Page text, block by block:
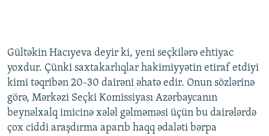
Gültəkin Hacıyeva deyir ki, yeni seçkilərə ehtiyac
yoxdur. Çünki saxtakarlıqlar hakimiyyətin etiraf etdiyi
kimi təqribən 20-30 dairəni əhatə edir. Onun sözlərinə
görə, Mərkəzi Seçki Komissiyası Azərbaycanın
beynəlxalq imicinə xələl gəlməməsi üçün bu dairələrdə
çox ciddi araşdırma aparıb haqq ədaləti bərpa